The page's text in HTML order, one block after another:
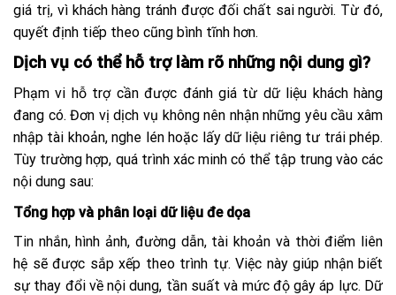
giá trị, vì khách hàng tránh được đối chất sai người. Từ đó,
quyết định tiếp theo cũng bình tĩnh hơn.
Dịch vụ có thể hỗ trợ làm rõ những nội dung gì?
Phạm vi hỗ trợ cần được đánh giá từ dữ liệu khách hàng
đang có. Đơn vị dịch vụ không nên nhận những yêu cầu xâm
nhập tài khoản, nghe lén hoặc lấy dữ liệu riêng tư trái phép.
Tùy trường hợp, quá trình xác minh có thể tập trung vào các
nội dung sau:
Tổng hợp và phân loại dữ liệu đe dọa
Tin nhắn, hình ảnh, đường dẫn, tài khoản và thời điểm liên
hệ sẽ được sắp xếp theo trình tự. Việc này giúp nhận biết
sự thay đổi về nội dung, tần suất và mức độ gây áp lực. Dữ